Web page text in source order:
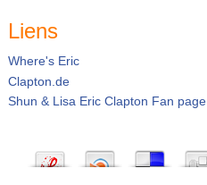
Liens
Where's Eric
Clapton.de
Shun & Lisa Eric Clapton Fan page